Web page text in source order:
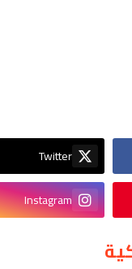
Twitter
Instagram